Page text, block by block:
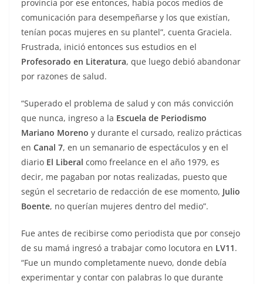
provincia por ese entonces, había pocos medios de
comunicación para desempeñarse y los que existían,
tenían pocas mujeres en su plantel”, cuenta Graciela.
Frustrada, inició entonces sus estudios en el
Profesorado en Literatura, que luego debió abandonar
por razones de salud.
“Superado el problema de salud y con más convicción
que nunca, ingreso a la Escuela de Periodismo
Mariano Moreno y durante el cursado, realizo prácticas
en Canal 7, en un semanario de espectáculos y en el
diario El Liberal como freelance en el año 1979, es
decir, me pagaban por notas realizadas, puesto que
según el secretario de redacción de ese momento, Julio
Boente, no querían mujeres dentro del medio”.
Fue antes de recibirse como periodista que por consejo
de su mamá ingresó a trabajar como locutora en LV11.
“Fue un mundo completamente nuevo, donde debía
experimentar y contar con palabras lo que durante